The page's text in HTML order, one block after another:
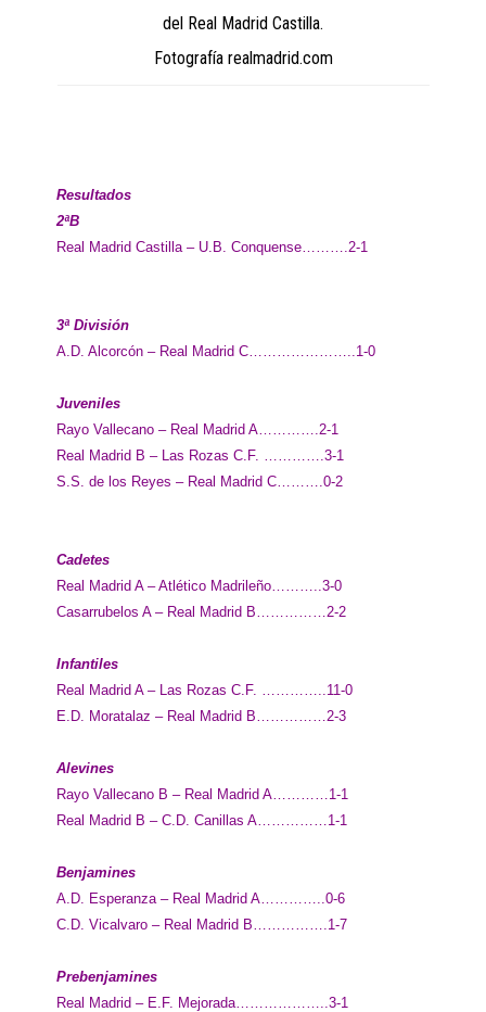
del Real Madrid Castilla.
Fotografía realmadrid.com
Resultados
2ªB
Real Madrid Castilla – U.B. Conquense……….2-1
3ª División
A.D. Alcorcón – Real Madrid C…………………..1-0
Juveniles
Rayo Vallecano – Real Madrid A………….2-1
Real Madrid B – Las Rozas C.F. ………….3-1
S.S. de los Reyes – Real Madrid C……….0-2
Cadetes
Real Madrid A – Atlético Madrileño………..3-0
Casarrubelos A – Real Madrid B……………2-2
Infantiles
Real Madrid A – Las Rozas C.F. …………..11-0
E.D. Moratalaz – Real Madrid B……………2-3
Alevines
Rayo Vallecano B – Real Madrid A…………1-1
Real Madrid B – C.D. Canillas A……………1-1
Benjamines
A.D. Esperanza – Real Madrid A…………..0-6
C.D. Vicalvaro – Real Madrid B…………….1-7
Prebenjamines
Real Madrid – E.F. Mejorada………………..3-1